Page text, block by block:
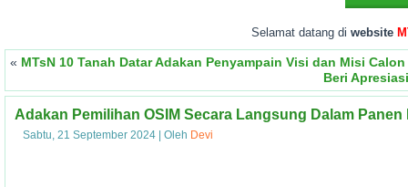
Selamat datang diwebsite
« MTsN 10 Tanah Datar Adakan Penyampain Visi dan Misi Calon
Beri
Adakan Pemilihan OSIM Secara Langsung Dalam
Sabtu, 21 September 2024 Oleh Devi